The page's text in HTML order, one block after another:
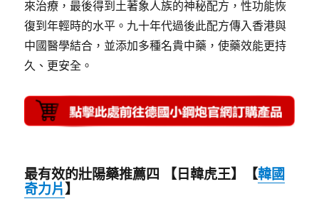
來治療，最後得到土著象人族的神秘配方，性功能恢
復到年輕時的水平。九十年代過後此配方傳入香港與
中國醫學結合，並添加多種名貴中藥，使藥效能更持
久、更安全。
最有效的壯陽藥推薦四 【日韓虎王】【韓國
奇力片】